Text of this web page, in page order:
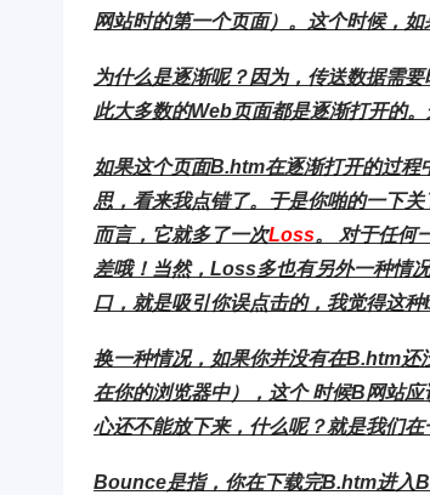
网站时的第一个页面）。这个时候，
为什么是逐渐呢？因为，传送数据需
此大多数的Web页面都是逐渐打开的
如果这个页面B.htm在逐渐打开的过
思，看来我点错了。于是你啪的一下
而言，它就多了一次Loss。 对于任何
差哦！当然，Loss多也有另外一种情
口，就是吸引你误点击的，我觉得这
换一种情况，如果你并没有在B.htm
在你的浏览器中），这个 时候B网站
心还不能放下来，什么呢？就是我们在
Bounce是指，你在下载完B.htm进入